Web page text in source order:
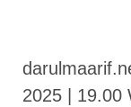
2025 | 19.00